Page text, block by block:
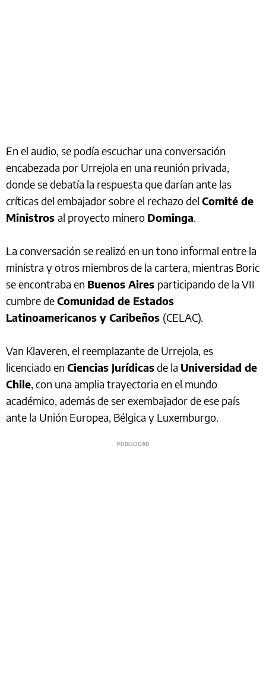
En el audio, se podía escuchar una conversación
encabezada por Urrejola en una reunión privada,
donde se debatía la respuesta que darían ante las
críticas del embajador sobre el rechazo del Comité de
Ministros al proyecto minero Dominga.
La conversación se realizó en un tono informal entre la
ministra y otros miembros de la cartera, mientras Boric
se encontraba en Buenos Aires participando de la VII
cumbre deComunidad de Estados
Latinoamericanos y Caribeños (CELAC).
Van Klaveren, el reemplazante de Urrejola, es
licenciado en Ciencias Jurídicasde la Universidad de
Chile, con una amplia trayectoria en el mundo
académico, además de ser exembajador de ese país
ante la Unión Europea, Bélgica y Luxemburgo.